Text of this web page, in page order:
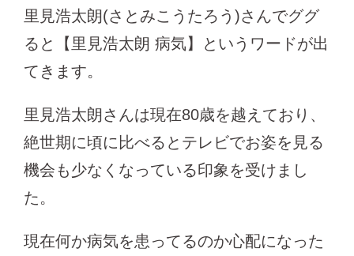
里見浩太朗(さとみこうたろう)さんでググ
ると【里見浩太朗 病気】というワードが出
てきます。
里見浩太朗さんは現在80歳を越えており、
絶世期に頃に比べるとテレビでお姿を見る
機会も少なくなっている印象を受けまし
た。
現在何か病気を患ってるのか心配になった